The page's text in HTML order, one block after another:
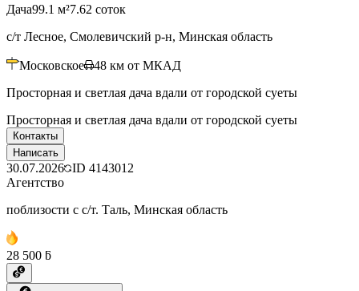
Дача99.1 м²7.62 соток
с/т Лесное, Смолевичский р-н, Минская область
Московское 48 км от МКАД
Просторная и светлая дача вдали от городской суеты
Просторная и светлая дача вдали от городской суеты
Контакты
Написать
30.07.2026 ID 4143012
Агентство
поблизости с с/т. Таль, Минская область
28 500 ƃ